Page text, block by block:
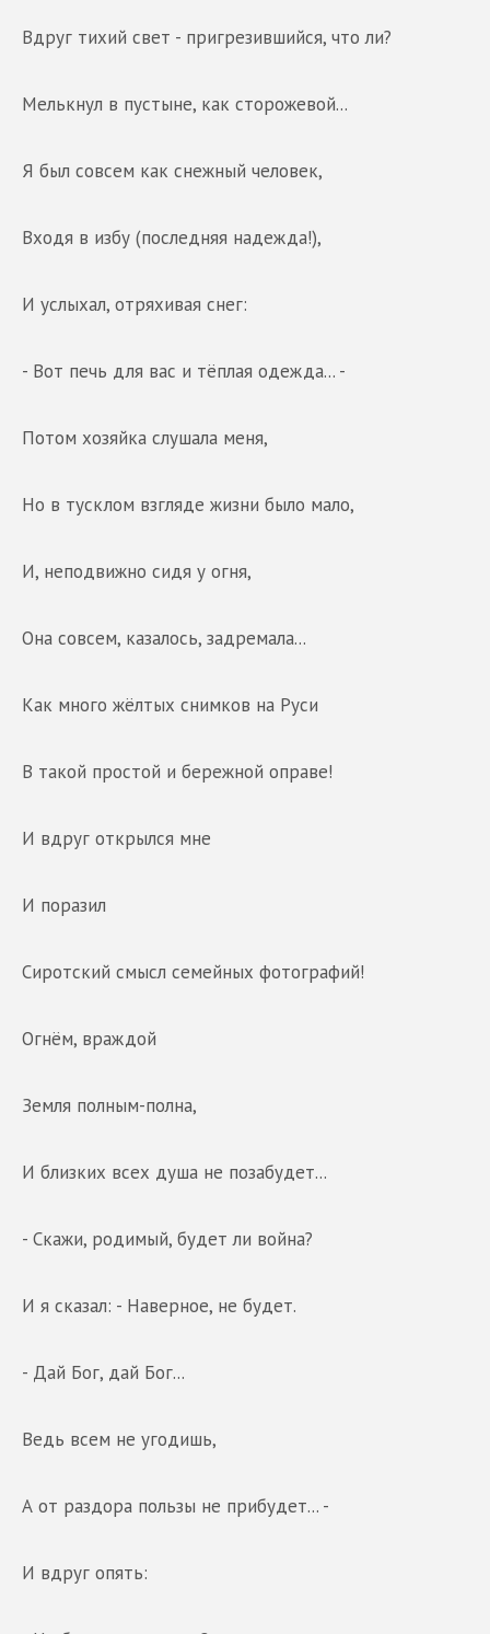
Вдруг тихий свет - пригрезившийся, что ли?
Мелькнул в пустыне, как сторожевой...
Я был совсем как снежный человек,
Входя в избу (последняя надежда!),
И услыхал, отряхивая снег:
- Вот печь для вас и тёплая одежда... -
Потом хозяйка слушала меня,
Но в тусклом взгляде жизни было мало,
И, неподвижно сидя у огня,
Она совсем, казалось, задремала...
Как много жёлтых снимков на Руси
В такой простой и бережной оправе!
И вдруг открылся мне
И поразил
Сиротский смысл семейных фотографий!
Огнём, враждой
Земля полным-полна,
И близких всех душа не позабудет...
- Скажи, родимый, будет ли война?
И я сказал: - Наверное, не будет.
- Дай Бог, дай Бог...
Ведь всем не угодишь,
А от раздора пользы не прибудет... -
И вдруг опять: